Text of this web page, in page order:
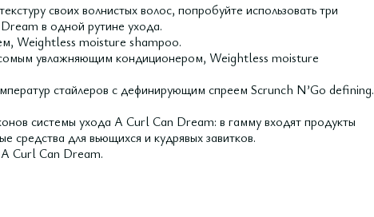
своих волнистых волос, попробуйте использовать три
в одной рутине ухода.
Weightless moisture shampoo.
увлажняющим кондиционером, Weightless moisture
стайлеров с дефинирующим спреем Scrunch N’Go defining.
системы ухода A Curl Can Dream: в гамму входят продукты
средства для вьющихся и кудрявых завитков.
A Curl Can Dream.